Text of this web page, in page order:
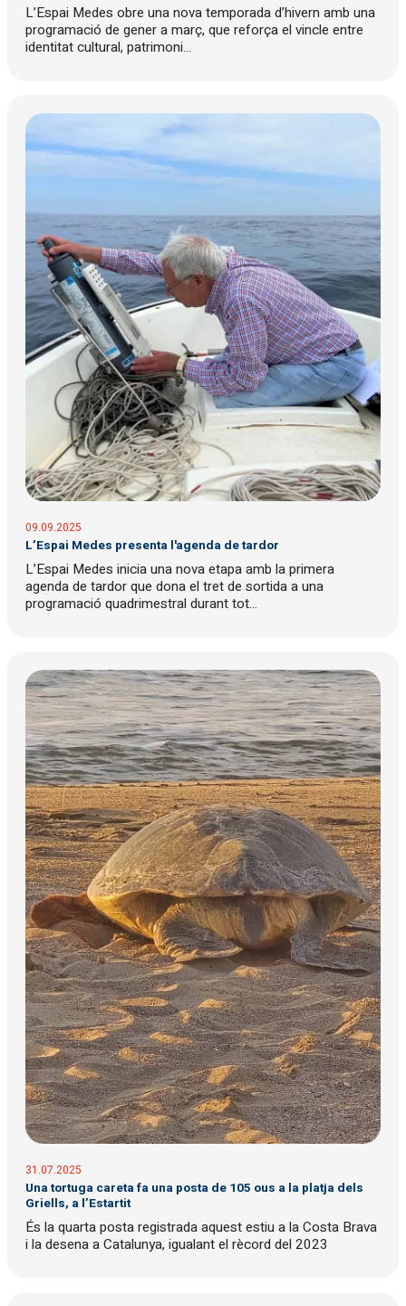
L’Espai Medes obre una nova temporada d’hivern amb una
programació de gener a març, que reforça el vincle entre
identitat cultural, patrimoni...
09.09.2025
L’Espai Medes presenta l'agenda de tardor
L’Espai Medes inicia una nova etapa amb la primera
agenda de tardor que dona el tret de sortida a una
programació quadrimestral durant tot...
31.07.2025
Una tortuga careta fa una posta de 105 ous a la platja dels
Griells, a l’Estartit
És la quarta posta registrada aquest estiu a la Costa Brava
i la desena a Catalunya, igualant el rècord del 2023